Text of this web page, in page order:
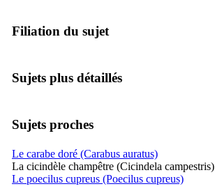
Filiation du sujet
Sujets plus détaillés
Sujets proches
Le carabe doré (Carabus auratus)
La cicindèle champêtre (Cicindela campestris)
Le poecilus cupreus (Poecilus cupreus)